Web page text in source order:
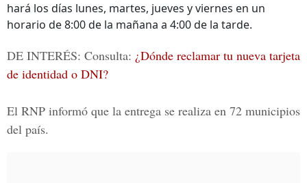
hará los días lunes, martes, jueves y viernes en un
horario de 8:00 de la mañana a 4:00 de la tarde.
DE INTERÉS: Consulta: ¿Dónde reclamar tu nueva tarjeta
de identidad o DNI?
El RNP informó que la entrega se realiza en 72 municipios
del país.